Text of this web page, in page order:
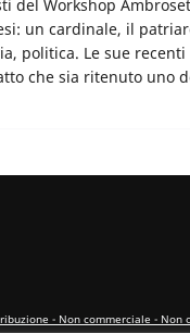
del Workshop
un cardinale, il
politica. Le sue recenti
che sia ritenuto uno
- Non commerciale - Non